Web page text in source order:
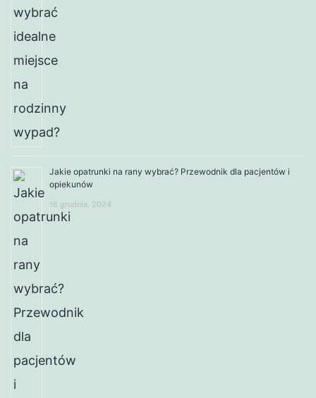
Jakie opatrunki na rany wybrać? Przewodnik dla pacjentów i
opiekunów
16 grudnia, 2024